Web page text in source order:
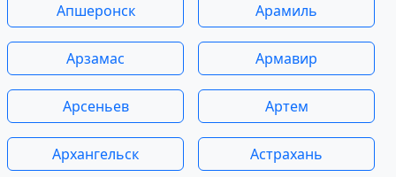
Апшеронск Арамиль
Арзамас Армавир
Арсеньев Артем
Архангельск Астрахань